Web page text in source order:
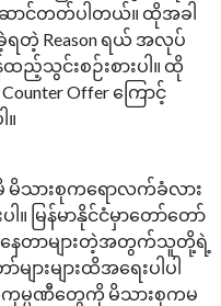
င်တတ်ပါတယ်။ ထိုအခါ
တဲ့ Reason ရယ် အလုပ်
ည့်သွင်းစဉ်းစားပါ။ ထို
Offer ကြောင့်
သားစုကရောလက်ခံလား
။ မြန်မာနိုင်ငံမှာတော်တော်
နေတာများတဲ့အတွက်သူတို့ရဲ့
ားများထိအရေးပါပါ
တဲ့ကုမ္ပဏီတွေကို မိသားစုကမ